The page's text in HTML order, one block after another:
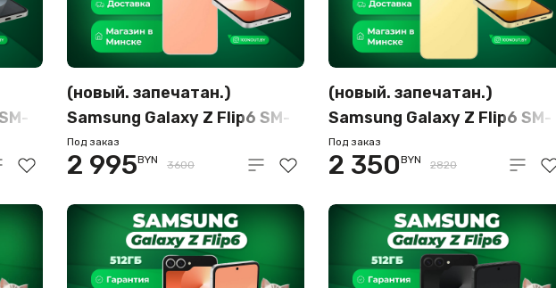
(новый. запечатан.)
Samsung Galaxy Z Flip6 SM-
F741B 12GB/256GB
(персиковый)
Под заказ
2 995BYN 3600
(новый. запечатан.)
Samsung Galaxy Z Flip6 SM-
F741B 12GB/512GB (желтый)
Под заказ
2 350BYN 2820